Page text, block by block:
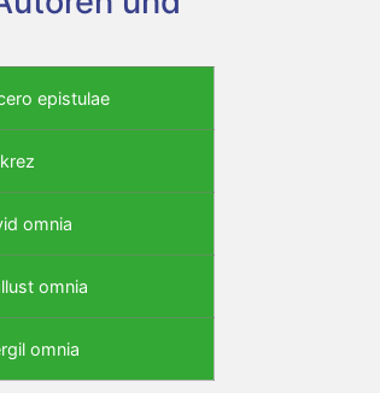
epistulae
omnia
omnia
omnia